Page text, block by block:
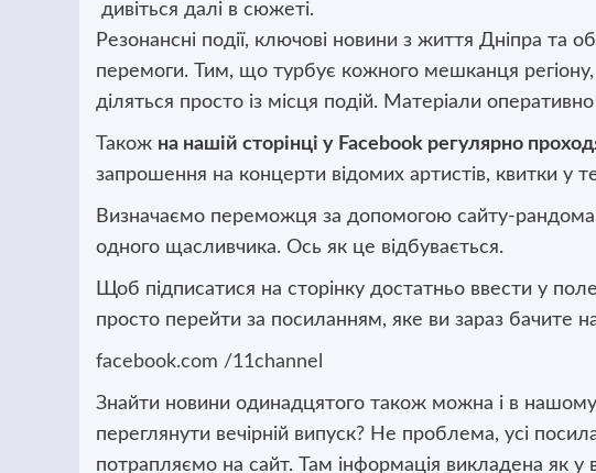
дивіться далі в сюжеті.
Резонансні події, ключові новини з життя Дніпра та
перемоги. Тим, що турбує кожного мешканця
діляться просто із місця подій. Матеріали
Також на нашій сторінці у Facebook регулярно
запрошення на концерти відомих артистів, квитки у
Визначаємо переможця за допомогою сайту-
одного щасливчика. Ось як це відбувається.
Щоб підписатися на сторінку достатньо ввести у
просто перейти за посиланням, яке ви зараз бачите
facebook.com /11channel
Знайти новини одинадцятого також можна і в
переглянути вечірній випуск? Не проблема, усі
потрапляємо на сайт. Там інформація викладена як у